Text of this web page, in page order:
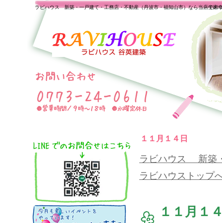
１１月１４日
一生の
ラビハウス 新築・一戸建て・工務店・不動産（丹波市・福知山市）なら当店で家
ラビハウス 新築
ラビハウストップ
１１月１